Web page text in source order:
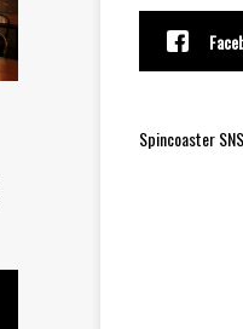
Spincoaster SNS